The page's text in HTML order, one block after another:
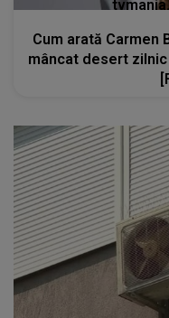
Cum arată Carmen
mâncat desert zilnic